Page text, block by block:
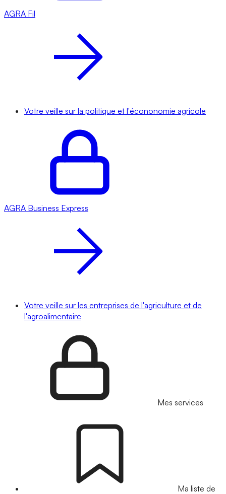
AGRA Fil
Votre veille sur la politique et l'écononomie agricole
AGRA Business Express
Votre veille sur les entreprises de l'agriculture et de
l'agroalimentaire
Mes services
Ma liste de